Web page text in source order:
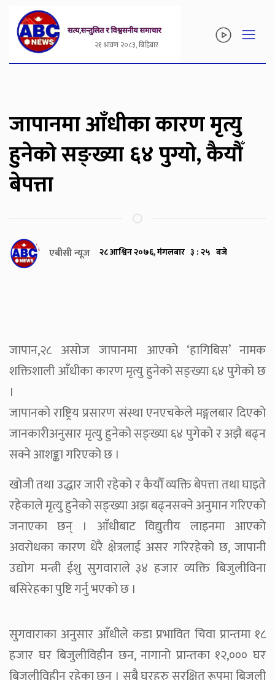
२१ श्रावण २०८३, बिहिबार
जापानमा आँधीका कारण मृत्यु
हुनेको सङ्ख्या ६४ पुग्यो, कैयौँ
बेपत्ता
एबीसी न्यूज २८ आश्विन २०७६, मंगलबार ३ : २५ बजे
जापान,२८ असोज जापानमा आएको ‘हागिबिस’ नामक
शक्तिशाली आँधीका कारण मृत्यु हुनेको सङ्ख्या ६४ पुगेको छ
।
जापानको राष्ट्रिय प्रसारण संस्था एनएचकेले मङ्गलबार दिएको
जानकारीअनुसार मृत्यु हुनेको सङ्ख्या ६४ पुगेको र अझै बढ्न
सक्ने आशङ्का गरिएको छ ।
खोजी तथा उद्धार जारी रहेको र कैयौँ व्यक्ति बेपत्ता तथा घाइते
रहेकाले मृत्यु हुनेको सङ्ख्या अझ बढ्नसक्ने अनुमान गरिएको
जनाएका छन् । आँधीबाट विद्युतीय लाइनमा आएको
अवरोधका कारण धेरै क्षेत्रलाई असर गरिरहेको छ, जापानी
उद्योग मन्त्री ईशु सुगवाराले ३४ हजार व्यक्ति बिजुलीविना
बसिरेहका पुष्टि गर्नु भएको छ ।
सुगवाराका अनुसार आँधीले कडा प्रभावित चिवा प्रान्तमा १८
हजार घर बिजुलीविहीन छन, नागानो प्रान्तका १२,००० घर